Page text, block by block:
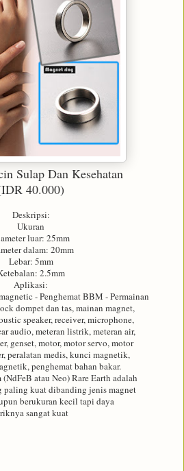
Sulap Dan Kesehatan
40.000)
Deskripsi:
Ukuran
luar: 25mm
dalam: 20mm
Lebar: 5mm
2.5mm
Aplikasi:
- Penghemat BBM - Permainan
dompet dan tas, mainan magnet,
speaker, receiver, microphone,
audio, meteran listrik, meteran air,
genset, motor, motor servo, motor
peralatan medis, kunci magnetik,
penghemat bahan bakar.
atau Neo) Rare Earth adalah
paling kuat dibanding jenis magnet
berukuran kecil tapi daya
sangat kuat